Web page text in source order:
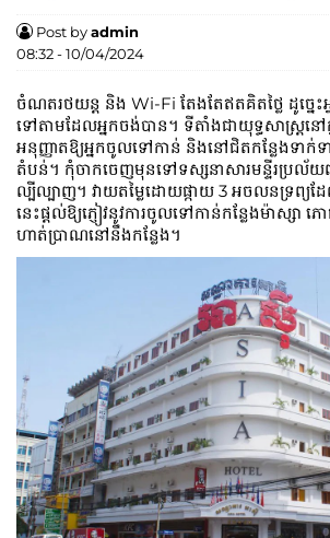
Post byadmin
08:32 - 10/04/2024
ចំណតរថយន្ត និង Wi-Fi តែងតែឥតគិតថ្លៃ ដូច្នេ
ទៅតាមដែលអ្នកចង់បាន។ ទីតាំងជាយុទ្ធសាស្ត្រន
អនុញ្ញាតឱ្យអ្នកចូលទៅកាន់ និងនៅជិតកន្លែងទាក់
តំបន់។ កុំចាកចេញមុនទៅទស្សនាសារមន្ទីរប្រល័
ល្បីល្បាញ។ វាយតម្លៃដោយផ្កាយ 3 អចលនទ្រព្យ
នេះផ្តល់ឱ្យភ្ញៀវនូវការចូលទៅកាន់កន្លែងម៉ាស្សា ភ
ហាត់ប្រាណនៅនឹងកន្លែង។